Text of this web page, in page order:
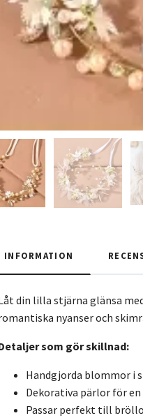
INFORMATION
din lilla stjärna glänsa
nyanser och
som gör skillnad:
Handgjorda blommor i
Dekorativa pärlor för en
Passar perfekt till